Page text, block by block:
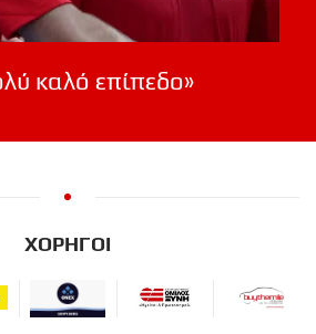
καλό επίπεδο»
ΧΟΡΗΓΟΙ